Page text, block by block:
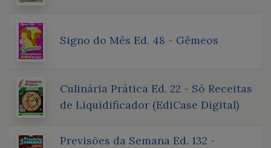
Signo do Mês Ed. 48 - Gêmeos
Culinária Prática Ed. 22 - Só Receitas
de Liquidificador (EdiCase Digital)
Previsões da Semana Ed. 132 -